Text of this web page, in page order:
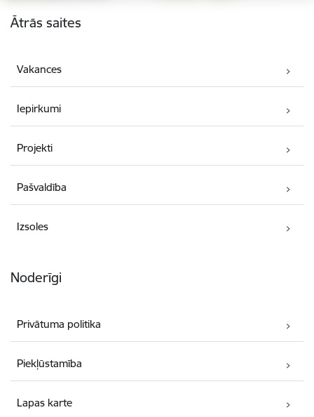
Kājene
Ātrās saites
Vakances
Iepirkumi
Projekti
Pašvaldība
Izsoles
Noderīgi
Privātuma politika
Piekļūstamība
Lapas karte